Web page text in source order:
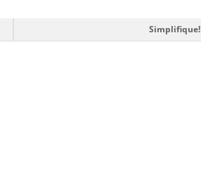
Simplifique!